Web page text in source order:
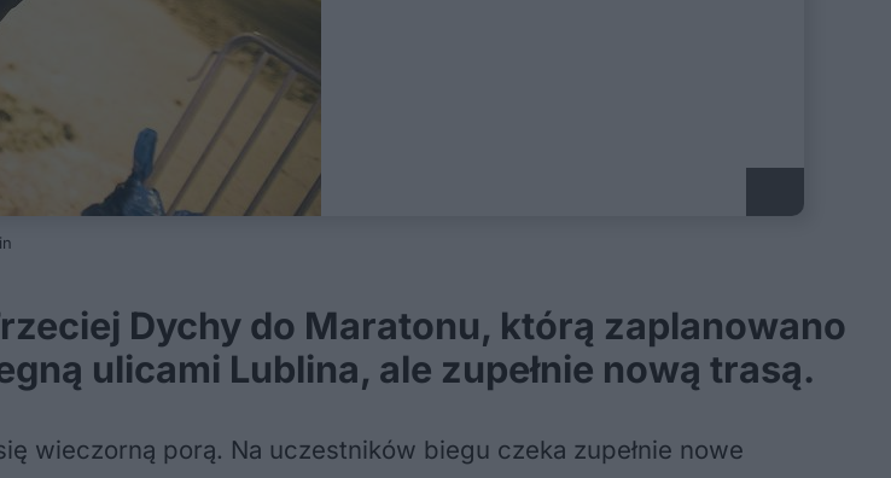
Dychy do Maratonu, którą zaplanowano
ulicami Lublina, ale zupełnie nową trasą.
wieczorną porą. Na uczestników biegu czeka zupełnie nowe